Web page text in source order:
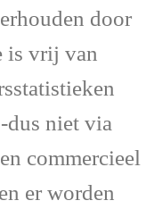
door
is vrij van
dus niet via
commercieel
er worden